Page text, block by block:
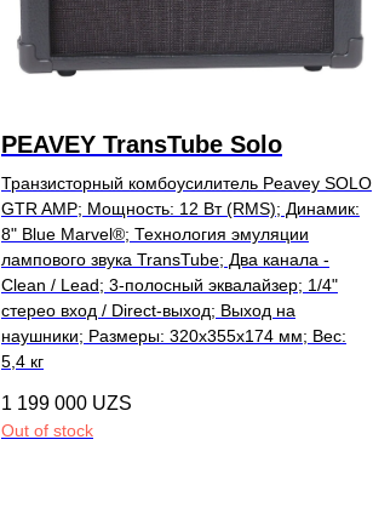
PEAVEY TransTube Solo
Транзисторный комбоусилитель Peavey SOLO
GTR AMP; Мощность: 12 Вт (RMS); Динамик:
8" Blue Marvel®; Технология эмуляции
лампового звука TransTube; Два канала -
Clean / Lead; 3-полосный эквалайзер; 1/4"
стерео вход / Direct-выход; Выход на
наушники; Размеры: 320х355х174 мм; Вес:
5,4 кг
1 199 000 UZS
Out of stock